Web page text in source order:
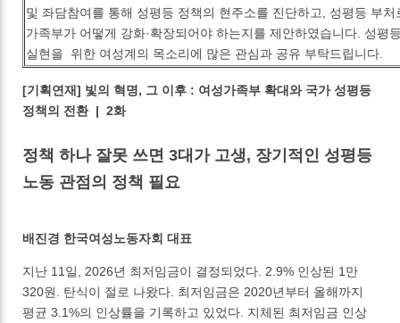
및 좌담참여를 통해 성평등 정책의 현주소를 진단하고, 성평등 부처
가족부가 어떻게 강화·확장되어야 하는지를 제안하였습니다. 성평
실현을 위한 여성계의 목소리에 많은 관심과 공유 부탁드립니다.
[기획연재] 빛의 혁명, 그 이후 : 여성가족부 확대와 국가 성평등
정책의 전환 | 2화
정책 하나 잘못 쓰면 3대가 고생, 장기적인 성평등
노동 관점의 정책 필요
배진경 한국여성노동자회 대표
지난 11일, 2026년 최저임금이 결정되었다. 2.9% 인상된 1만
320원. 탄식이 절로 나왔다. 최저임금은 2020년부터 올해까지
평균 3.1%의 인상률을 기록하고 있었다. 지체된 최저임금 인상